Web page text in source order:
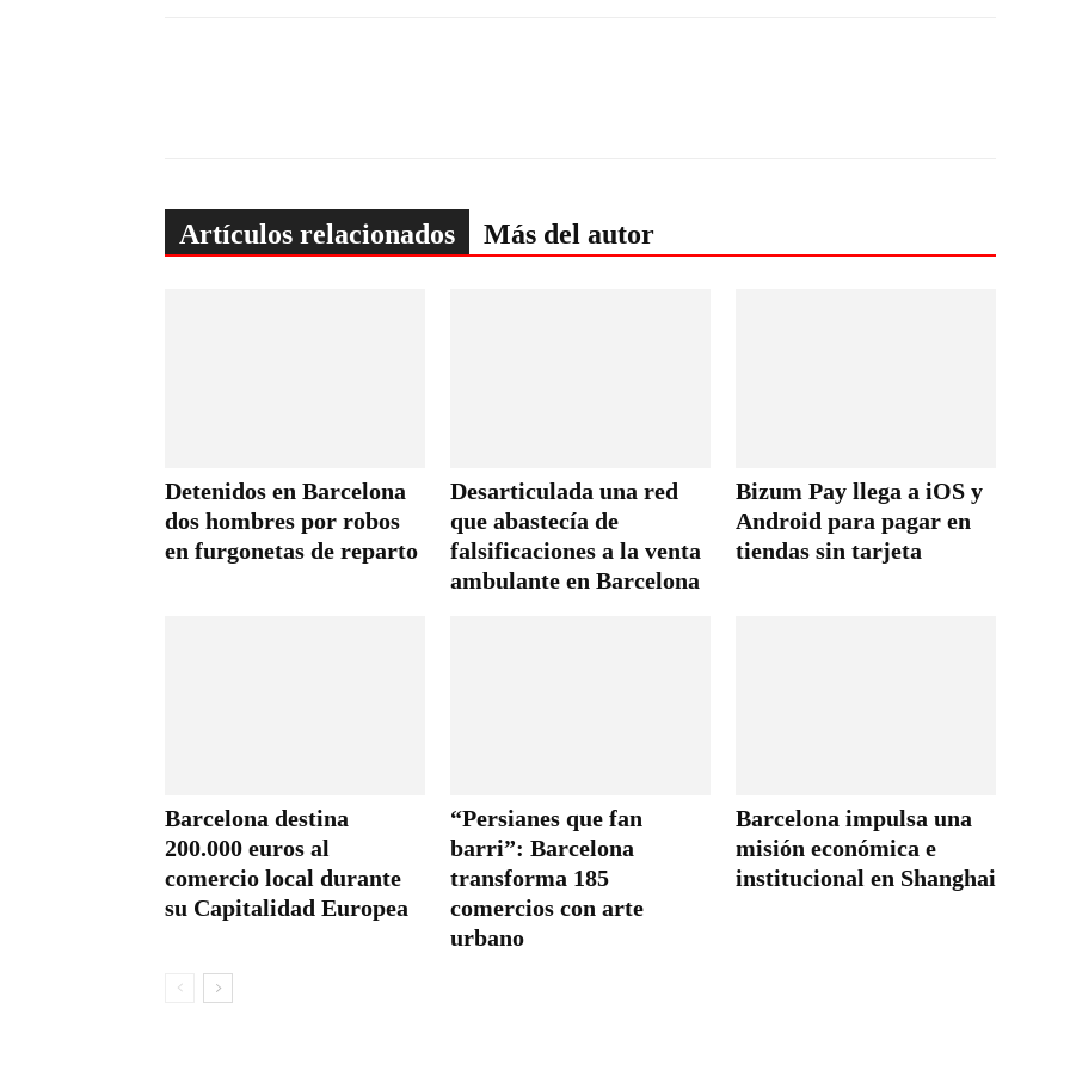
Artículos relacionados Más del autor
Detenidos en Barcelona
dos hombres por robos
en furgonetas de reparto
Desarticulada una red
que abastecía de
falsificaciones a la venta
ambulante en Barcelona
Bizum Pay llega a iOS y
Android para pagar en
tiendas sin tarjeta
Barcelona destina
200.000 euros al
comercio local durante
su Capitalidad Europea
“Persianes que fan
barri”: Barcelona
transforma 185
comercios con arte
urbano
Barcelona impulsa una
misión económica e
institucional en Shanghai